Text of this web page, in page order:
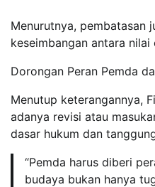
Menurutnya, pembatasan
keseimbangan antara
Dorongan Peran Pemda
Menutup keterangannya,
adanya revisi atau
dasar hukum dan
“Pemda harus diberi
budaya bukan hanya